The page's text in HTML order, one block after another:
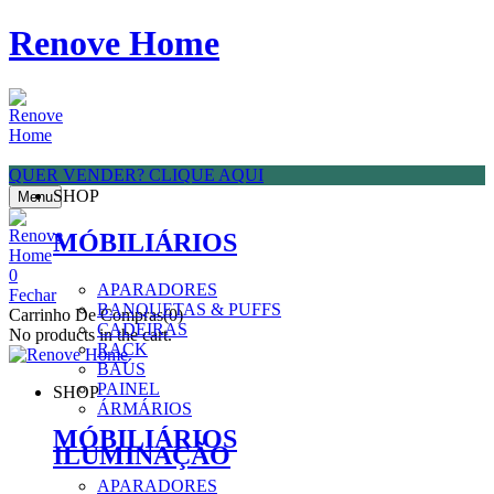
Renove Home
SHOP
MÓBILIÁRIOS
APARADORES
BANQUETAS & PUFFS
CADEIRAS
RACK
BAÚS
PAINEL
ÁRMÁRIOS
ILUMINAÇÃO
QUER VENDER? CLIQUE AQUI
Menu
0
Fechar
Carrinho De Compras(0)
No products in the cart.
SHOP
MÓBILIÁRIOS
APARADORES